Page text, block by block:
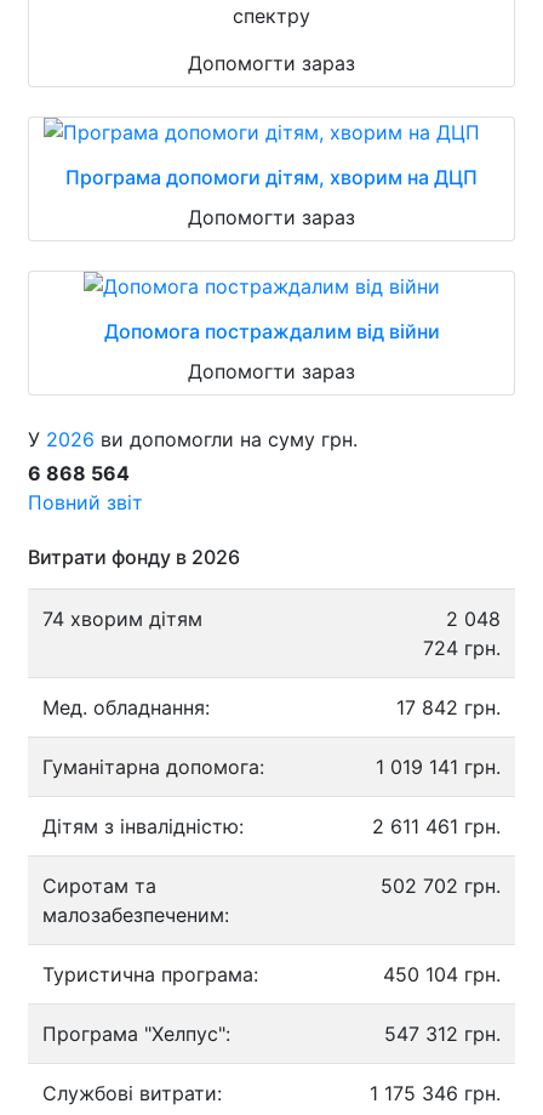
спектру
Допомогти зараз
Програма допомоги дітям, хворим на ДЦП
Допомогти зараз
Допомога постраждалим від війни
Допомогти зараз
У 2026 ви допомогли на суму грн.
6 868 564
Повний звіт
Витрати фонду в 2026
74 хворим дітям
2 048
724 грн.
Мед. обладнання: 17 842 грн.
Гуманітарна допомога: 1 019 141 грн.
Дітям з інвалідністю: 2 611 461 грн.
Сиротам та
малозабезпеченим:
502 702 грн.
Туристична програма: 450 104 грн.
Програма "Хелпус": 547 312 грн.
Службові витрати: 1 175 346 грн.